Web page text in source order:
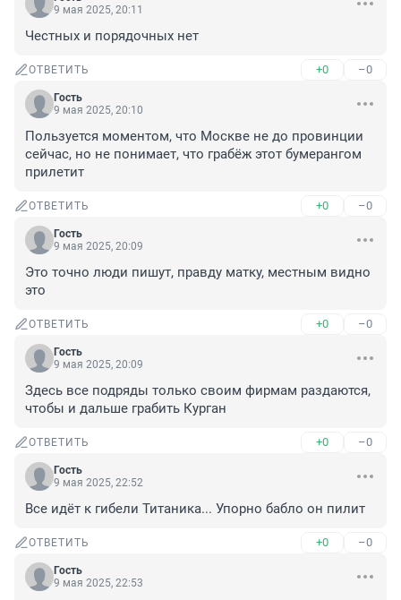
9 мая 2025, 20:11
Честных и порядочных нет
ОТВЕТИТЬ +0 –0
Гость
9 мая 2025, 20:10
Пользуется моментом, что Москве не до провинции
сейчас, но не понимает, что грабёж этот бумерангом
прилетит
ОТВЕТИТЬ +0 –0
Гость
9 мая 2025, 20:09
Это точно люди пишут, правду матку, местным видно
это
ОТВЕТИТЬ +0 –0
Гость
9 мая 2025, 20:09
Здесь все подряды только своим фирмам раздаются,
чтобы и дальше грабить Курган
ОТВЕТИТЬ +0 –0
Гость
9 мая 2025, 22:52
Все идёт к гибели Титаника... Упорно бабло он пилит
ОТВЕТИТЬ +0 –0
Гость
9 мая 2025, 22:53